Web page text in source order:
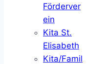
Förderver
ein
Kita St.
Elisabeth
Kita/Famil